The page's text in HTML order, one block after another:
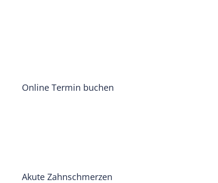
Online Termin buchen
Akute Zahnschmerzen